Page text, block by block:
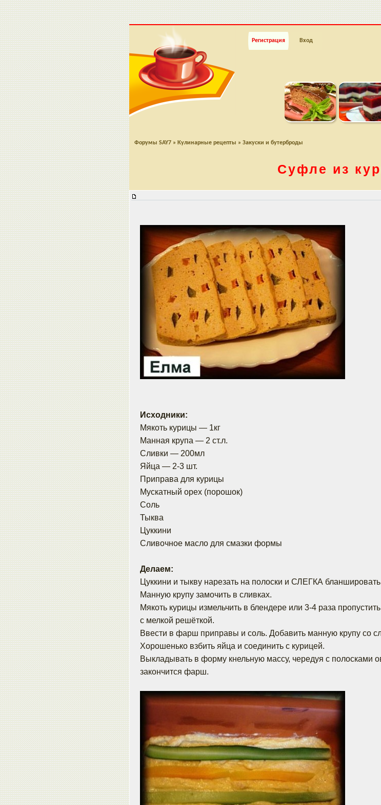
Регистрация Вход
Форумы SAY7 » Кулинарные рецепты » Закуски и бутерброды
Суфле из
Исходники:
Мякоть курицы — 1кг
Манная крупа — 2 ст.л.
Сливки — 200мл
Яйца — 2-3 шт.
Приправа для курицы
Мускатный орех (порошок)
Соль
Тыква
Цуккини
Сливочное масло для смазки формы
Делаем:
Цуккини и тыкву нарезать на полоски и СЛЕГКА
Манную крупу замочить в сливках.
Мякоть курицы измельчить в блендере или 3-4 раза
с мелкой решёткой.
Ввести в фарш приправы и соль. Добавить манную крупу со
Хорошенько взбить яйца и соединить с курицей.
Выкладывать в форму кнельную массу, чередуя с полосками
закончится фарш.